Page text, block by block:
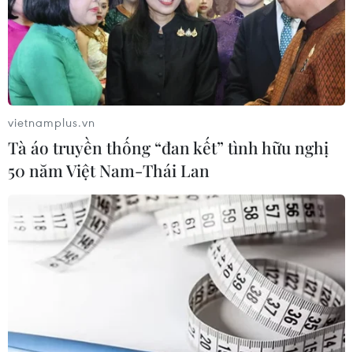
Mưa lớn giờ tan tầm, nhiều tuyến đường ở
thành phố Hồ Chí Minh ngập sâu
Mưa lớn trút xuống ngay giờ tan tầm gây khó khăn cho
các phương tiện lưu thông, nhiều người dân phải chật
vietnamplus.vn
Tà áo truyền thống “đan kết” tình hữu nghị
50 năm Việt Nam-Thái Lan